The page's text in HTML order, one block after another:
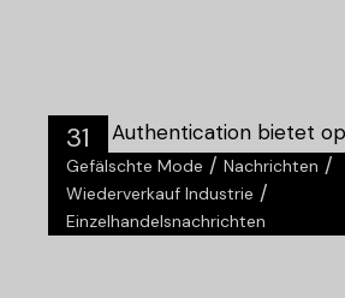
31
Juli
Gefälschte Mode /Nachrichten /
Wiederverkauf Industrie /
Einzelhandelsnachrichten